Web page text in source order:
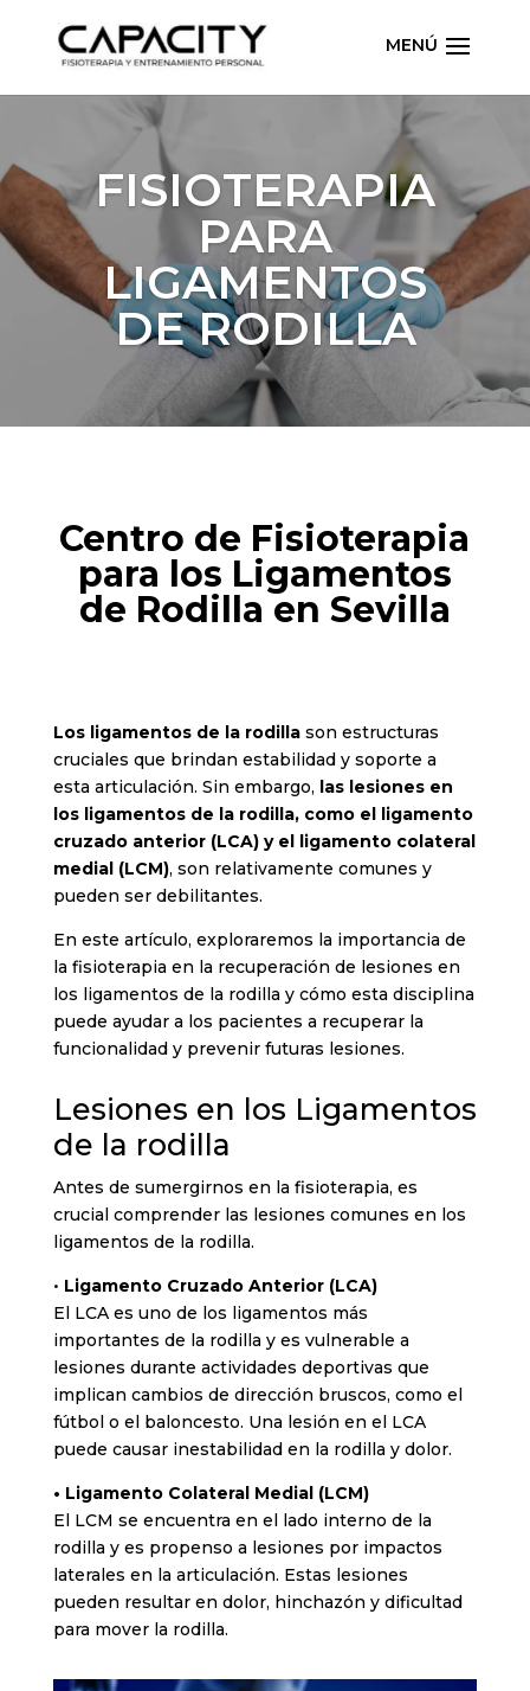
FISIOTERAPIA
PARA
LIGAMENTOS
DE RODILLA
Centro de Fisioterapia
para los Ligamentos
de Rodilla en Sevilla
Los ligamentos de la rodillason estructuras
cruciales que brindan estabilidad y soporte a
esta articulación. Sin embargo, las lesiones en
los ligamentos de la rodilla, como el ligamento
cruzado anterior (LCA) y el ligamento colateral
medial (LCM), son relativamente comunes y
pueden ser debilitantes.
En este artículo, exploraremos la importancia de
la fisioterapia en la recuperación de lesiones en
los ligamentos de la rodilla y cómo esta disciplina
puede ayudar a los pacientes a recuperar la
funcionalidad y prevenir futuras lesiones.
Lesiones en los Ligamentos
de la rodilla
Antes de sumergirnos en la fisioterapia, es
crucial comprender las lesiones comunes en los
ligamentos de la rodilla.
• Ligamento Cruzado Anterior (LCA)
El LCA es uno de los ligamentos más
importantes de la rodilla y es vulnerable a
lesiones durante actividades deportivas que
implican cambios de dirección bruscos, como el
fútbol o el baloncesto. Una lesión en el LCA
puede causar inestabilidad en la rodilla y dolor.
• Ligamento Colateral Medial (LCM)
El LCM se encuentra en el lado interno de la
rodilla y es propenso a lesiones por impactos
laterales en la articulación. Estas lesiones
pueden resultar en dolor, hinchazón y dificultad
para mover la rodilla.